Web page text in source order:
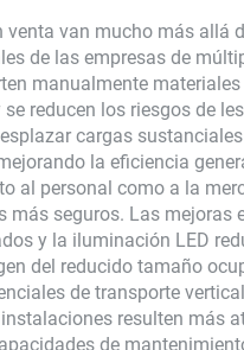
venta van mucho más
de las empresas de
manualmente
reducen los riesgos de
cargas
la eficiencia
al personal como a la
más seguros. Las
y la iluminación LED
del reducido tamaño
de transporte
resulten más
de